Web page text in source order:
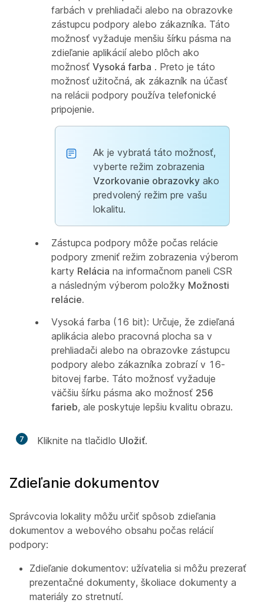
farbách v prehliadači alebo na obrazovke
zástupcu podpory alebo zákazníka. Táto
možnosť vyžaduje menšiu šírku pásma na
zdieľanie aplikácií alebo plôch ako
možnosť Vysoká farba . Preto je táto
možnosť užitočná, ak zákazník na účasť
na relácii podpory používa telefonické
pripojenie.
Ak je vybratá táto možnosť,
vyberte režim zobrazenia
Vzorkovanie obrazovky ako
predvolený režim pre vašu
lokalitu.
Zástupca podpory môže počas relácie
podpory zmeniť režim zobrazenia výberom
karty Relácia na informačnom paneli CSR
a následným výberom položky Možnosti
relácie.
Vysoká farba (16 bit): Určuje, že zdieľaná
aplikácia alebo pracovná plocha sa v
prehliadači alebo na obrazovke zástupcu
podpory alebo zákazníka zobrazí v 16-
bitovej farbe. Táto možnosť vyžaduje
väčšiu šírku pásma ako možnosť 256
farieb, ale poskytuje lepšiu kvalitu obrazu.
7 Kliknite na tlačidlo Uložiť.
Zdieľanie dokumentov
Správcovia lokality môžu určiť spôsob zdieľania
dokumentov a webového obsahu počas relácií
podpory:
Zdieľanie dokumentov: užívatelia si môžu prezerať
prezentačné dokumenty, školiace dokumenty a
materiály zo stretnutí.